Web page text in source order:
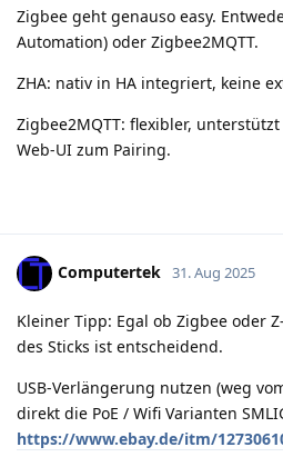
Zigbee geht genauso easy.
Automation) oder Zigbee2MQTT.
ZHA: nativ in HA integriert, keine
Zigbee2MQTT: flexibler,
Web-UI zum Pairing.
Computertek 31. Aug 2025
Kleiner Tipp: Egal ob Zigbee oder
des Sticks ist entscheidend.
USB-Verlängerung nutzen (weg
direkt die PoE / Wifi Varianten
https://www.ebay.de/itm/